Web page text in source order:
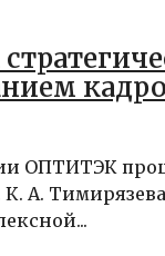
ОПТИТЭК
А.